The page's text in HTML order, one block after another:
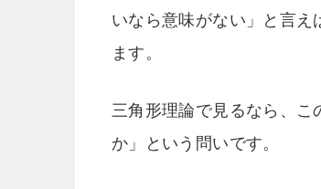
いなら意味がない」と言
ます。
三角形理論で見るなら、
か」という問いです。